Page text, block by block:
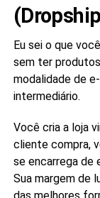
Eu sei o que
sem ter
modalidade de
intermediário.
Você cria a loja
cliente compra,
se encarrega de
Sua margem de